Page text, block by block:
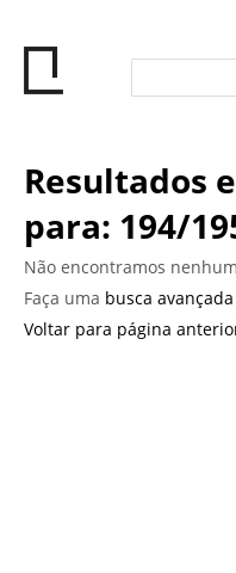
Resultados
para: 194/
Não encontramos
Faça uma busca
Voltar para página